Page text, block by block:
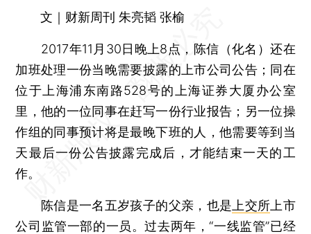
文｜财新周刊 朱亮韬 张榆
2017年11月30日晚上8点，陈信（化名）还在
加班处理一份当晚需要披露的上市公司公告；同在
位于上海浦东南路528号的上海证券大厦办公室
里，他的一位同事在赶写一份行业报告；另一位操
作组的同事预计将是最晚下班的人，他需要等到当
天最后一份公告披露完成后，才能结束一天的工
作。
陈信是一名五岁孩子的父亲，也是 上交所 上市
公司监管一部的一员。过去两年，“一线监管”已经